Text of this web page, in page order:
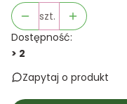
szt.
Dostępność:
> 2
Zapytaj o produkt